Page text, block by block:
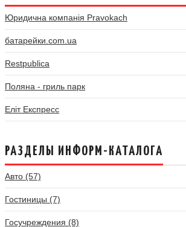
Юридична компанія Pravokach
батарейки.com.ua
Restpublica
Поляна - гриль парк
Еліт Експресс
РАЗДЕЛЫ ИНФОРМ-КАТАЛОГА
Авто (57)
Гостиницы (7)
Госучреждения (8)